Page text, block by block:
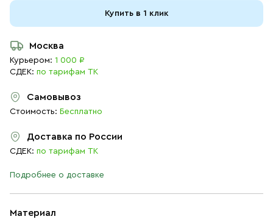
Материал
Купить в 1 клик
Москва
Курьером: 1 000 ₽
СДЕК: по тарифам ТК
Самовывоз
Стоимость: Бесплатно
Доставка по России
СДЕК: по тарифам ТК
Подробнее о доставке